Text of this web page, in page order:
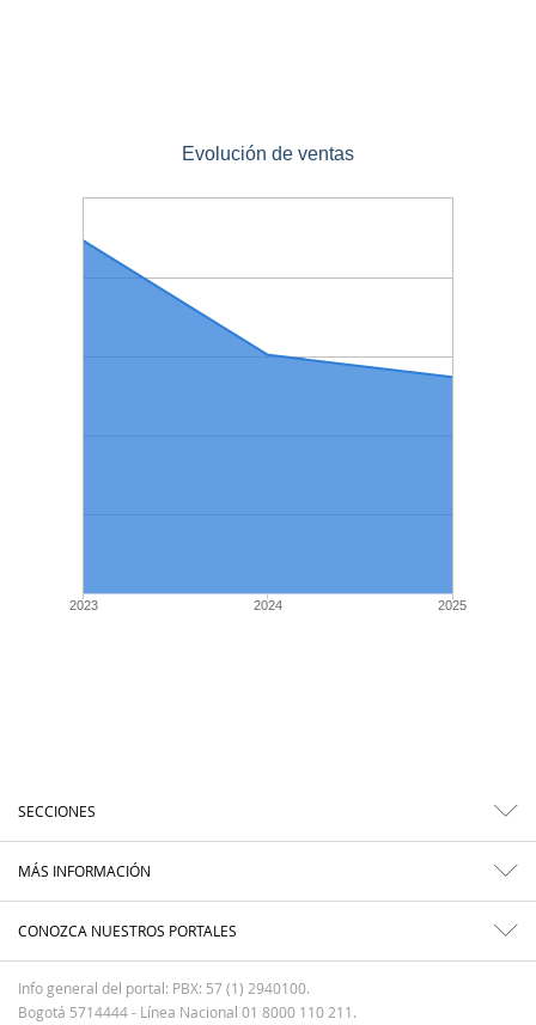
Evolución de ventas
2023 2024 2025
SECCIONES
MÁS INFORMACIÓN
CONOZCA NUESTROS PORTALES
Info general del portal: PBX: 57 (1) 2940100.
Bogotá 5714444 - Línea Nacional 01 8000 110 211.